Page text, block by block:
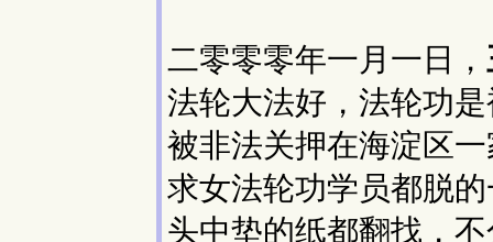
二零零零年一月一日，
法轮大法好，法轮功
被非法关押在海淀区
求女法轮功学员都脱
头中垫的纸都翻找，